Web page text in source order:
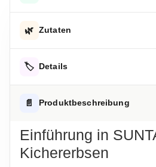
Energie
-davon gesättigte Fettsäuren
Kohlenhydrate
Eiweiß
🌿 Zutaten
übernommen. Bitte prüfen Sie die Angaben auf
Produktverpackung; nur diese sind verbindlich.
🏷️ Details
ALLERGENHINWEISE
AUFBEWAHRUNGSHINWEIS
Nach dem Öffnen im Kühlschrank
📄 Produktbeschreibung
Einführung in
Kichererbsen